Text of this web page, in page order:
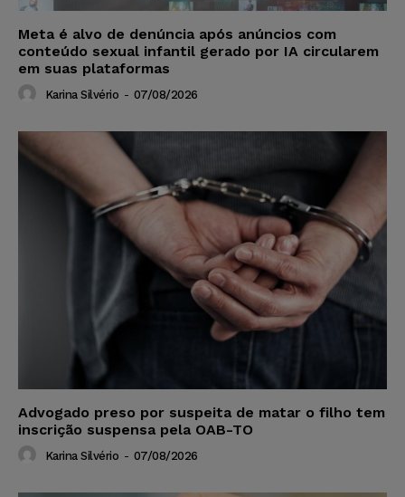
Meta é alvo de denúncia após anúncios com
conteúdo sexual infantil gerado por IA circularem
em suas plataformas
Karina Silvério - 07/08/2026
Advogado preso por suspeita de matar o filho tem
inscrição suspensa pela OAB-TO
Karina Silvério - 07/08/2026